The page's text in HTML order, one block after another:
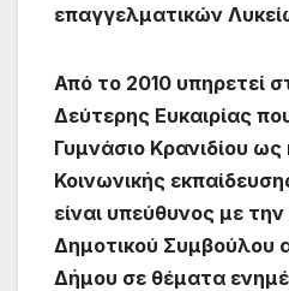
επαγγελματικών
Από το 2010 υπηρετεί
Δεύτερης Ευκαιρίας
Γυμνάσιο Κρανιδίου
Κοινωνικής
είναι υπεύθυνος με την
Δημοτικού Συμβούλου
Δήμου σε θέματα